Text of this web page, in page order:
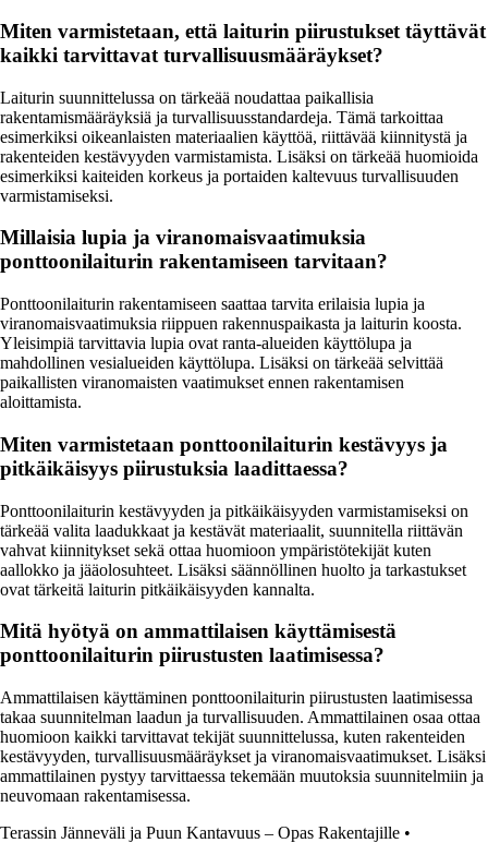
Miten varmistetaan, että laiturin piirustukset täyttävät
kaikki tarvittavat turvallisuusmääräykset?
Laiturin suunnittelussa on tärkeää noudattaa paikallisia
rakentamismääräyksiä ja turvallisuusstandardeja. Tämä tarkoittaa
esimerkiksi oikeanlaisten materiaalien käyttöä, riittävää kiinnitystä ja
rakenteiden kestävyyden varmistamista. Lisäksi on tärkeää huomioida
esimerkiksi kaiteiden korkeus ja portaiden kaltevuus turvallisuuden
varmistamiseksi.
Millaisia lupia ja viranomaisvaatimuksia
ponttoonilaiturin rakentamiseen tarvitaan?
Ponttoonilaiturin rakentamiseen saattaa tarvita erilaisia lupia ja
viranomaisvaatimuksia riippuen rakennuspaikasta ja laiturin koosta.
Yleisimpiä tarvittavia lupia ovat ranta-alueiden käyttölupa ja
mahdollinen vesialueiden käyttölupa. Lisäksi on tärkeää selvittää
paikallisten viranomaisten vaatimukset ennen rakentamisen
aloittamista.
Miten varmistetaan ponttoonilaiturin kestävyys ja
pitkäikäisyys piirustuksia laadittaessa?
Ponttoonilaiturin kestävyyden ja pitkäikäisyyden varmistamiseksi on
tärkeää valita laadukkaat ja kestävät materiaalit, suunnitella riittävän
vahvat kiinnitykset sekä ottaa huomioon ympäristötekijät kuten
aallokko ja jääolosuhteet. Lisäksi säännöllinen huolto ja tarkastukset
ovat tärkeitä laiturin pitkäikäisyyden kannalta.
Mitä hyötyä on ammattilaisen käyttämisestä
ponttoonilaiturin piirustusten laatimisessa?
Ammattilaisen käyttäminen ponttoonilaiturin piirustusten laatimisessa
takaa suunnitelman laadun ja turvallisuuden. Ammattilainen osaa ottaa
huomioon kaikki tarvittavat tekijät suunnittelussa, kuten rakenteiden
kestävyyden, turvallisuusmääräykset ja viranomaisvaatimukset. Lisäksi
ammattilainen pystyy tarvittaessa tekemään muutoksia suunnitelmiin ja
neuvomaan rakentamisessa.
Terassin Jänneväli ja Puun Kantavuus – Opas Rakentajille •